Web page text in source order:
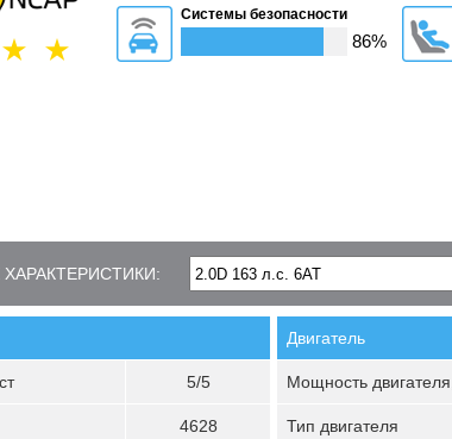
Системы безопасности
86%
5/5
4628
Двигатель
Мощность
Тип двигателя